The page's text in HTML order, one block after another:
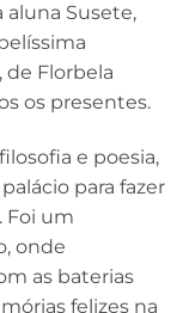
aluna Susete,
de Florbela
os presentes.
e poesia,
para fazer
Foi um
onde
as baterias
felizes na